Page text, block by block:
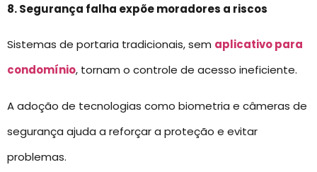
8. Segurança falha expõe moradores a riscos
Sistemas de portaria tradicionais, sem aplicativo para
condomínio, tornam o controle de acesso ineficiente.
A adoção de tecnologias como biometria e câmeras de
segurança ajuda a reforçar a proteção e evitar
problemas.